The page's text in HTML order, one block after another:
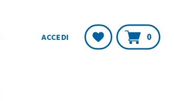
ACCEDI
Lista
0